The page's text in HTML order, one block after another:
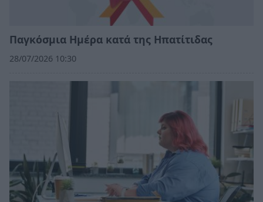
Παγκόσμια Ημέρα κατά της Ηπατίτιδας
28/07/2026 10:30